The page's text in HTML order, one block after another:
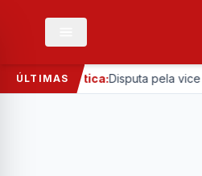
ÚLTIMAS
— Política:Disputa pela vice de